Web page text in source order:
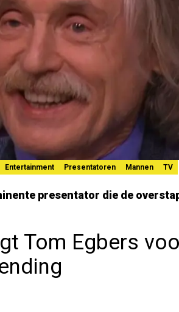
Entertainment Presentatoren Mannen TV
presentator die de
Tom Egbers